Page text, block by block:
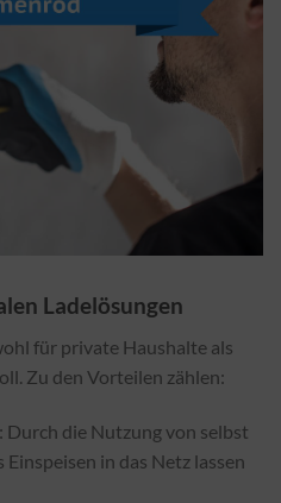
Ladelösungen
für private Haushalte als
Zu den Vorteilen zählen:
: Durch die Nutzung von selbst
in das Netz lassen